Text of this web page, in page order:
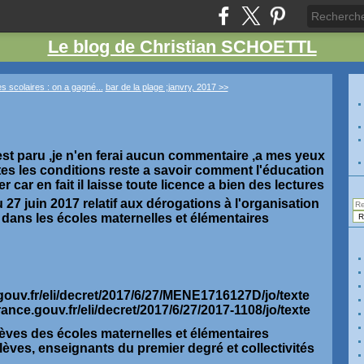
Le blog de Christian SCHOETTL
scolaires : on a gagné... bar de la plage ;janvry, 2017 >>
paru ,je n'en ferai aucun commentaire ,a mes yeux
les conditions reste a savoir comment l'éducation
car en fait il laisse toute licence a bien des lectures
27 juin 2017 relatif aux dérogations à l'organisation
les écoles maternelles et élémentaires
eli/decret/2017/6/27/MENE1716127D/jo/texte
eli/decret/2017/6/27/2017-1108/jo/texte
des écoles maternelles et élémentaires
enseignants du premier degré et collectivités